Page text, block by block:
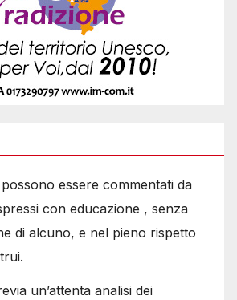
essere commentati da
con educazione , senza
di alcuno, e nel pieno rispetto
un’attenta analisi dei